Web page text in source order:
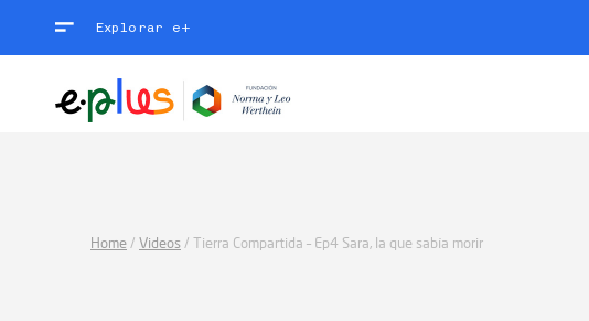
Explorar e+
Home / Videos / Tierra Compartida – Ep4 Sara, la que sabía morir